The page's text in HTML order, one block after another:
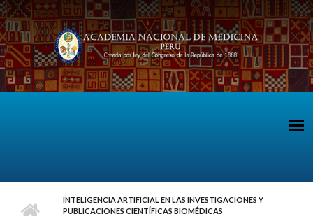
Pasar al contenido principal
INTELIGENCIA ARTIFICIAL EN LAS INVESTIGACIONES Y
PUBLICACIONES CIENTÍFICAS BIOMÉDICAS